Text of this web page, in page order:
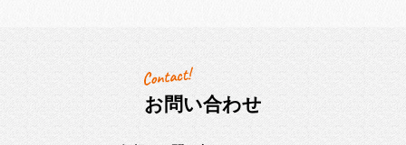
お問い合わせ